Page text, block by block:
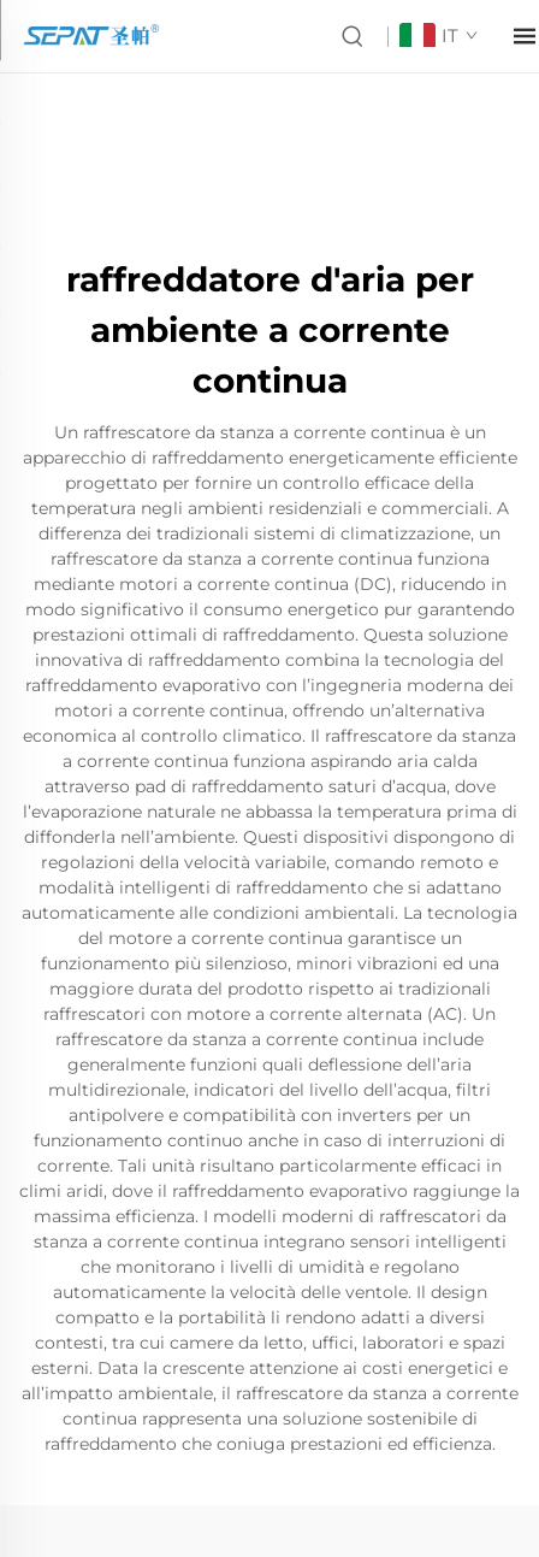
IT
raffreddatore d'aria per
ambiente a corrente
continua
Un raffrescatore da stanza a corrente continua è un
apparecchio di raffreddamento energeticamente efficiente
progettato per fornire un controllo efficace della
temperatura negli ambienti residenziali e commerciali. A
differenza dei tradizionali sistemi di climatizzazione, un
raffrescatore da stanza a corrente continua funziona
mediante motori a corrente continua (DC), riducendo in
modo significativo il consumo energetico pur garantendo
prestazioni ottimali di raffreddamento. Questa soluzione
innovativa di raffreddamento combina la tecnologia del
raffreddamento evaporativo con l’ingegneria moderna dei
motori a corrente continua, offrendo un’alternativa
economica al controllo climatico. Il raffrescatore da stanza
a corrente continua funziona aspirando aria calda
attraverso pad di raffreddamento saturi d’acqua, dove
l’evaporazione naturale ne abbassa la temperatura prima di
diffonderla nell’ambiente. Questi dispositivi dispongono di
regolazioni della velocità variabile, comando remoto e
modalità intelligenti di raffreddamento che si adattano
automaticamente alle condizioni ambientali. La tecnologia
del motore a corrente continua garantisce un
funzionamento più silenzioso, minori vibrazioni ed una
maggiore durata del prodotto rispetto ai tradizionali
raffrescatori con motore a corrente alternata (AC). Un
raffrescatore da stanza a corrente continua include
generalmente funzioni quali deflessione dell’aria
multidirezionale, indicatori del livello dell’acqua, filtri
antipolvere e compatibilità con inverters per un
funzionamento continuo anche in caso di interruzioni di
corrente. Tali unità risultano particolarmente efficaci in
climi aridi, dove il raffreddamento evaporativo raggiunge la
massima efficienza. I modelli moderni di raffrescatori da
stanza a corrente continua integrano sensori intelligenti
che monitorano i livelli di umidità e regolano
automaticamente la velocità delle ventole. Il design
compatto e la portabilità li rendono adatti a diversi
contesti, tra cui camere da letto, uffici, laboratori e spazi
esterni. Data la crescente attenzione ai costi energetici e
all’impatto ambientale, il raffrescatore da stanza a corrente
continua rappresenta una soluzione sostenibile di
raffreddamento che coniuga prestazioni ed efficienza.